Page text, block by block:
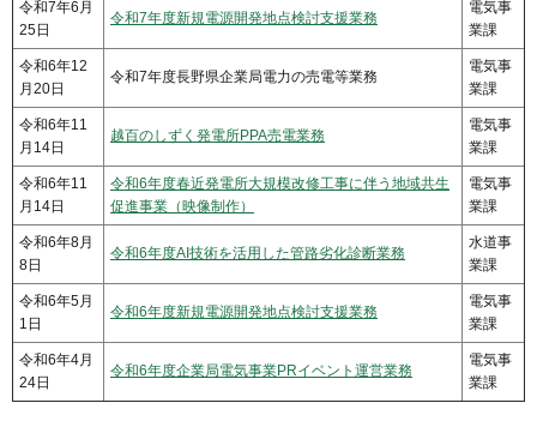
令和7年6月
25日
令和7年度新規電源開発地点検討支援業務
電気事
業課
令和6年12
月20日
令和7年度長野県企業局電力の売電等業務
電気事
業課
令和6年11
月14日
越百のしずく発電所PPA売電業務
電気事
業課
令和6年11
月14日
令和6年度春近発電所大規模改修工事に伴う地域共生
促進事業（映像制作）
電気事
業課
令和6年8月
8日
令和6年度AI技術を活用した管路劣化診断業務
水道事
業課
令和6年5月
1日
令和6年度新規電源開発地点検討支援業務
電気事
業課
令和6年4月
24日
令和6年度企業局電気事業PRイベント運営業務
電気事
業課